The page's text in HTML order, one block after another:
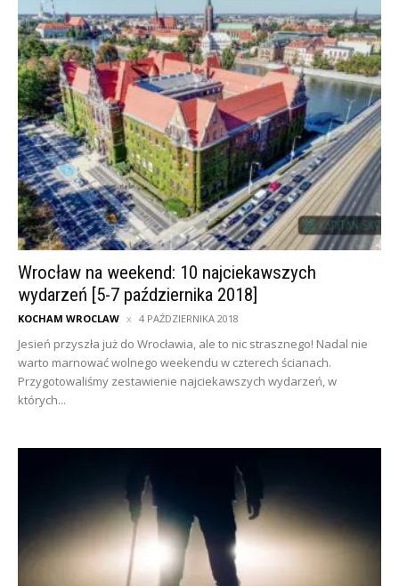
Wrocław na weekend: 10 najciekawszych
wydarzeń [5-7 października 2018]
KOCHAM WROCLAW 4 PAŹDZIERNIKA 2018
Jesień przyszła już do Wrocławia, ale to nic strasznego! Nadal nie
warto marnować wolnego weekendu w czterech ścianach.
Przygotowaliśmy zestawienie najciekawszych wydarzeń, w
których...